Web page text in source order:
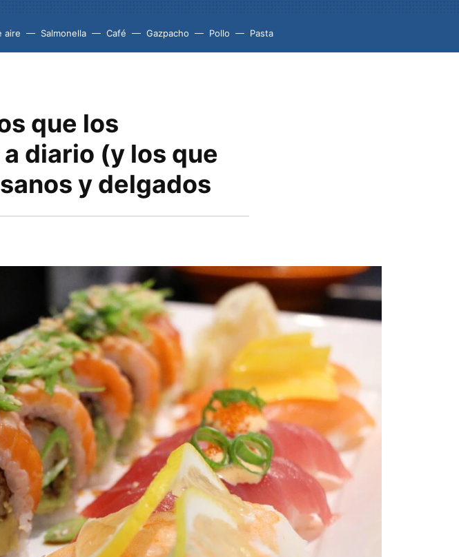
aire Salmonella Café Gazpacho Pollo Pasta
que los
diario (y los que
y delgados